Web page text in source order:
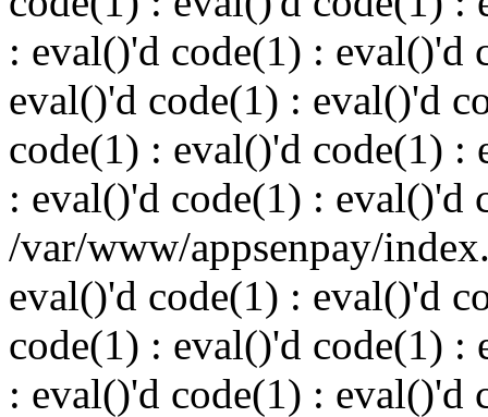
: eval()'d code(1) : eval()'d
eval()'d code(1) : eval()'d
code(1) : eval()'d code(1) :
: eval()'d code(1) : eval()'d
/var/www/appsenpay/
eval()'d code(1) : eval()'d
code(1) : eval()'d code(1) :
: eval()'d code(1) : eval()'d